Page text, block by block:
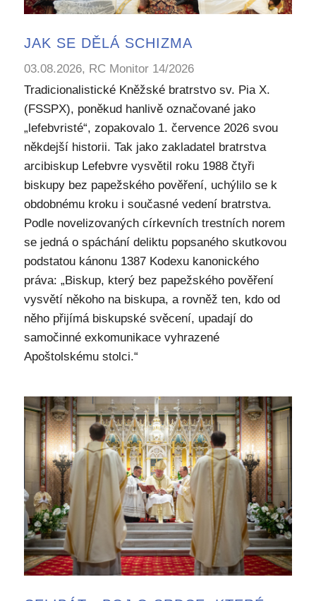
JAK SE DĚLÁ SCHIZMA
03.08.2026, RC Monitor 14/2026
Tradicionalistické Kněžské bratrstvo sv. Pia X.
(FSSPX), poněkud hanlivě označované jako
„lefebvristé“, zopakovalo 1. července 2026 svou
někdejší historii. Tak jako zakladatel bratrstva
arcibiskup Lefebvre vysvětil roku 1988 čtyři
biskupy bez papežského pověření, uchýlilo se k
obdobnému kroku i současné vedení bratrstva.
Podle novelizovaných církevních trestních norem
se jedná o spáchání deliktu popsaného skutkovou
podstatou kánonu 1387 Kodexu kanonického
práva: „Biskup, který bez papežského pověření
vysvětí někoho na biskupa, a rovněž ten, kdo od
něho přijímá biskupské svěcení, upadají do
samočinné exkomunikace vyhrazené
Apoštolskému stolci.“